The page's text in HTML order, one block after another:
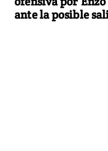
ante la posible